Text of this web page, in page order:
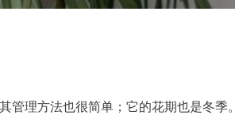
管理方法也很简单；它的花期也是冬季。